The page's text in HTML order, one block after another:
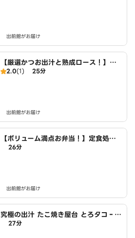
出前館がお届け
【厳選かつお出汁と熟成ロース！】カ
ツ丼 麒麟 清田店
2.0(1) 25分
出前館がお届け
【ボリューム満点お弁当！】定食処は
るき 清田店
26分
出前館がお届け
究極の出汁 たこ焼き屋台 とろタコ‐T
oroTako‐ 清田店
27分